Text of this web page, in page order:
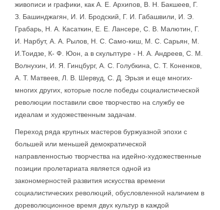
живописи и графики, как А. Е. Архипов, В. Н. Бакшеев, Г.
З. Башинджагян, И. И. Бродский, Г. И. Габашвили, И. Э.
Грабарь, Н. А. Касаткин, Е. Е. Лансере, С. В. Малютин, Г.
И. Нарбут, А. А. Рылов, Н. С. Само-киш, М. С. Сарьян, М.
И.Тоидзе, К- Ф. Юон, а в скульптуре - Н. А. Андреев, С. М.
Волнухин, И. Я. Гинцбург, А. С. Голубкина, С. Т. Коненков,
А. Т. Матвеев, Л. В. Шервуд, С. Д. Эрьзя и еще многих-
многих других, которые после победы социалистической
революции поставили свое творчество на службу ее
идеалам и художественным задачам.
Переход ряда крупных мастеров буржуазной эпохи с
большей или меньшей демократической
направленностью творчества на идейно-художественные
позиции пролетариата является одной из
закономерностей развития искусства времени
социалистических революций, обусловленной наличием в
дореволюционное время двух культур в каждой